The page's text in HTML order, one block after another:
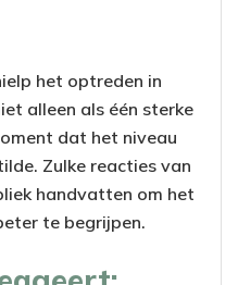
het optreden in
alleen als één sterke
dat het niveau
Zulke reacties van
handvatten om het
te begrijpen.